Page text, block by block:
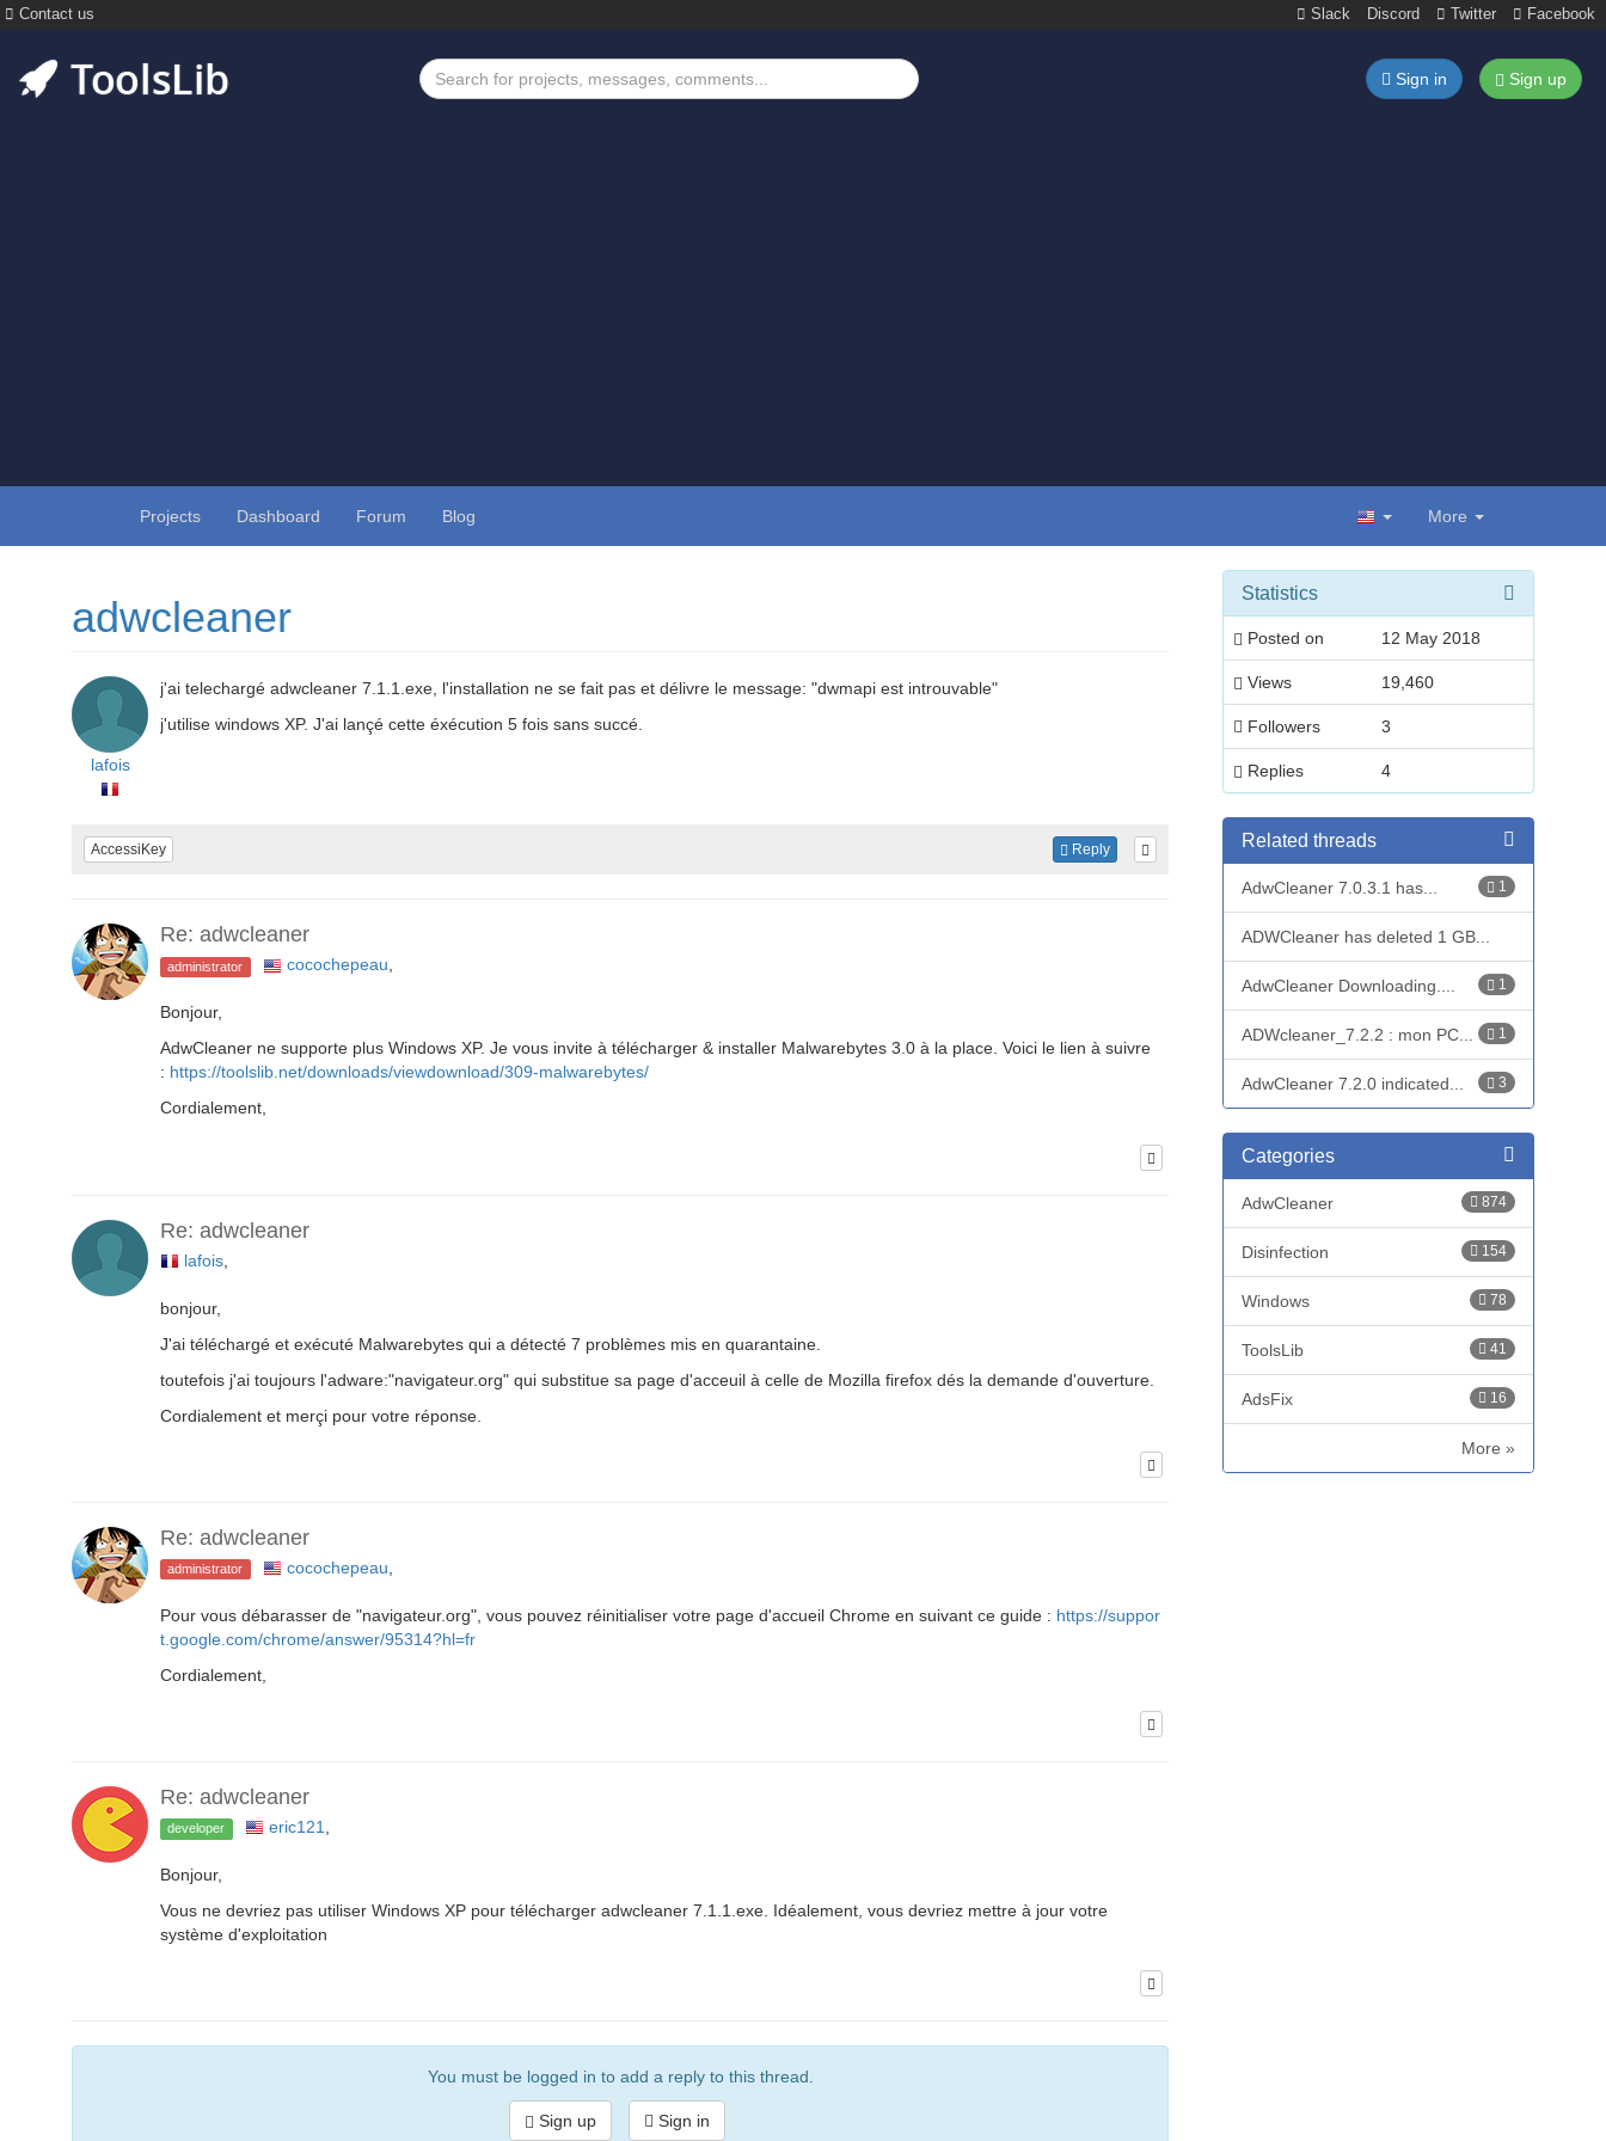
Contact us Slack Discord Twitter Facebook
Sign in Sign up
Projects Dashboard Forum Blog More
adwcleaner
lafois
j'ai telechargé adwcleaner 7.1.1.exe, l'installation ne se fait pas et délivre le message: "dwmapi est introuvable"
j'utilise windows XP. J'ai lançé cette éxécution 5 fois sans succé.
AccessiKey Reply
Re: adwcleaner
administrator cocochepeau,
Bonjour,
AdwCleaner ne supporte plus Windows XP. Je vous invite à télécharger & installer Malwarebytes 3.0 à la place. Voici le lien à suivre
: https://toolslib.net/downloads/viewdownload/309-malwarebytes/
Cordialement,
Re: adwcleaner
lafois
bonjour,
J'ai téléchargé et exécuté Malwarebytes qui a détecté 7 problèmes mis en quarantaine.
toutefois j'ai toujours l'adware:"navigateur.org" qui substitue sa page d'acceuil à celle de Mozilla firefox dés la demande d'ouverture.
Cordialement et merçi pour votre réponse.
Re: adwcleaner
administrator cocochepeau
Pour vous débarasser de "navigateur.org", vous pouvez réinitialiser votre page d'accueil Chrome en suivant ce guide : https://suppor
t.google.com/chrome/answer/95314?hl=fr
Cordialement,
Re: adwcleaner
developer eric121
Bonjour,
Vous ne devriez pas utiliser Windows XP pour télécharger adwcleaner 7.1.1.exe. Idéalement, vous devriez mettre à jour votre
système d'exploitation
You must be logged in to add a reply to this thread.
Sign up Sign in
Statistics
Posted on 12 May 2018
Views 19,460
Followers 3
Replies 4
Related threads
1
AdwCleaner 7.0.3.1 has...
ADWCleaner has deleted 1 GB...
1
AdwCleaner Downloading....
1
ADWcleaner_7.2.2 : mon PC...
3
AdwCleaner 7.2.0 indicated...
Categories
874
AdwCleaner
154
Disinfection
78
Windows
41
ToolsLib
16
AdsFix
More »